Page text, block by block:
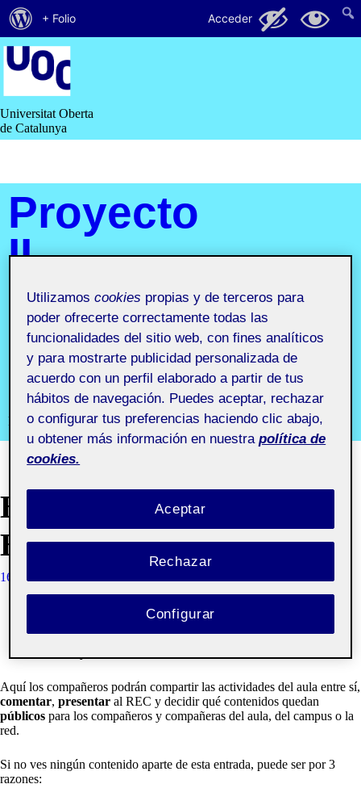
Saltar
contenido
Universitat Oberta
de Catalunya
Proyecto
II.
Diseño
editorial
aula 3
Proyecto II. Diseño editorial aula 3
BIENVENIDOS Y
BIENVENIDAS!
16 FEBRERO, 2021
Una Ágora reúne los trabajos públicos y privados de un
Aquí los compañeros podrán compartir las actividades del aula entre sí,
comentar, presentar al REC y decidir qué contenidos quedan
públicos para los compañeros y compañeras del aula, del campus o la
red.
Si no ves ningún contenido aparte de esta entrada, puede ser por 3
razones:
Acerca
de
WordPress
+ Folio Acceder 38 14
Utilizamoscookies propias y de terceros para
poder ofrecerte correctamente todas las
funcionalidades del sitio web, con fines analíticos
y para mostrarte publicidad personalizada de
acuerdo con un perfil elaborado a partir de tus
hábitos de navegación. Puedes aceptar, rechazar
o configurar tus preferencias haciendo clic abajo,
u obtener más información en nuestra política de
cookies.
Rechazar
Aceptar
Configurar